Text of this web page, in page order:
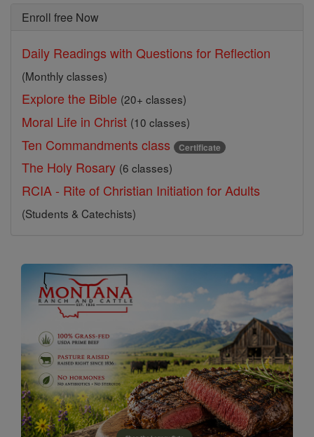
Enroll free Now
Daily Readings with Questions for Reflection
(Monthly classes)
Explore the Bible (20+ classes)
Moral Life in Christ (10 classes)
Ten Commandments class Certificate
The Holy Rosary (6 classes)
RCIA - Rite of Christian Initiation for Adults
(Students & Catechists)